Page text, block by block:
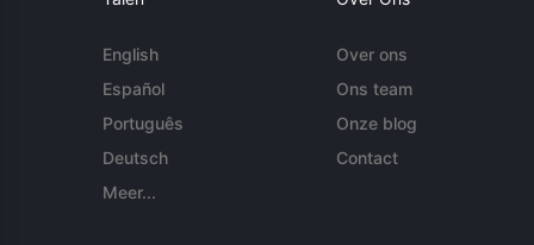
English
Español
Português
Deutsch
Meer...
Over ons
Ons team
Onze blog
Contact